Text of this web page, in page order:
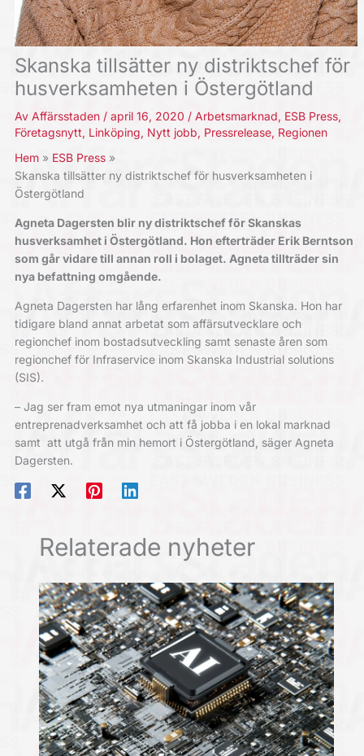
Skanska tillsätter ny distriktschef för
husverksamheten i Östergötland
Av Affärsstaden / april 16, 2020 / Arbetsmarknad, ESB Press,
Företagsnytt, Linköping, Nytt jobb, Pressrelease, Regionen
Hem
ESB Press
Skanska tillsätter ny distriktschef för husverksamheten i
Östergötland
Agneta Dagersten blir ny distriktschef för Skanskas
husverksamhet i Östergötland. Hon efterträder Erik Berntson
som går vidare till annan roll i bolaget. Agneta tillträder sin
nya befattning omgående.
Agneta Dagersten har lång erfarenhet inom Skanska. Hon har
tidigare bland annat arbetat som affärsutvecklare och
regionchef inom bostadsutveckling samt senaste åren som
regionchef för Infraservice inom Skanska Industrial solutions
(SIS).
– Jag ser fram emot nya utmaningar inom vår
entreprenadverksamhet och att få jobba i en lokal marknad
samt att utgå från min hemort i Östergötland, säger Agneta
Dagersten.
Relaterade nyheter